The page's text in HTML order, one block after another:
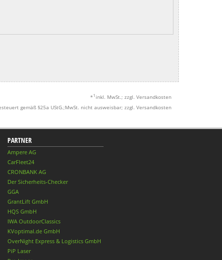
* 1 inkl. MwSt.; zzgl. Versandkosten
gemäß §25a UStG.;MwSt. nicht ausweisbar; zzgl. Versandkosten
PARTNER
Ampere AG
CarFleet24
CRONBANK AG
Der Sicherheits-Checker
GGA
GrantLift GmbH
HQS GmbH
IWA OutdoorClassics
KVoptimal.de GmbH
OverNight Express & Logistics GmbH
PiP Laser